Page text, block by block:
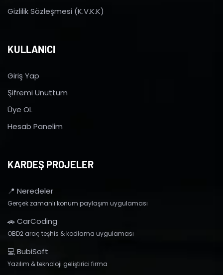
Gizlilik Sözleşmesi (K.V.K.K)
KULLANICI
Giriş Yap
Şifremi Unuttum
Üye OL
Hesab Panelim
KARDEŞ PROJELER
📍 Neredeler
Gerçek zamanlı konum paylaşım uygulaması
🚗 CarCoding
OBD2 araç teşhis & kodlama uygulaması
💻 BubiSoft
Yazılım & teknoloji geliştirici firma